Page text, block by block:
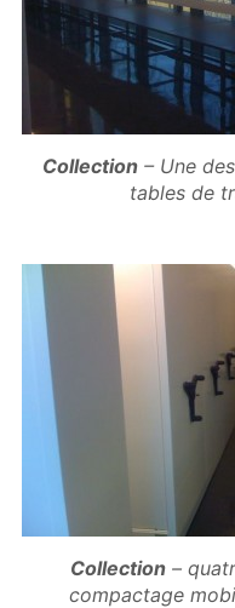
Collection – Une
tables de
Collection–
compactage